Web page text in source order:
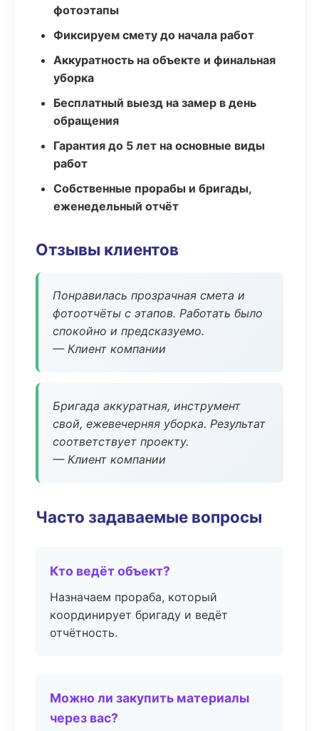
фотоэтапы
Фиксируем смету до начала работ
Аккуратность на объекте и финальная
уборка
Бесплатный выезд на замер в день
обращения
Гарантия до 5 лет на основные виды
работ
Собственные прорабы и бригады,
еженедельный отчёт
Отзывы клиентов
Понравилась прозрачная смета и
фотоотчёты с этапов. Работать было
спокойно и предсказуемо.
— Клиент компании
Бригада аккуратная, инструмент
свой, ежевечерняя уборка. Результат
соответствует проекту.
— Клиент компании
Часто задаваемые вопросы
Кто ведёт объект?
Назначаем прораба, который
координирует бригаду и ведёт
отчётность.
Можно ли закупить материалы
через вас?